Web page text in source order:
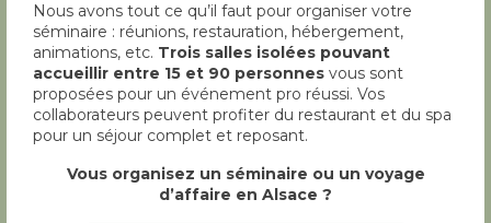
Nous avons tout ce qu’il faut pour organiser votre
séminaire : réunions, restauration, hébergement,
animations, etc. Trois salles isolées pouvant
accueillir entre 15 et 90 personnes vous sont
proposées pour un événement pro réussi. Vos
collaborateurs peuvent profiter du restaurant et du spa
pour un séjour complet et reposant.
Vous organisez un séminaire ou un voyage
d’affaire en Alsace ?